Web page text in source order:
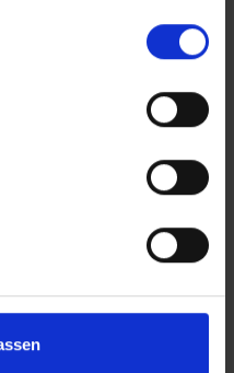
Freunde der Fotokunst.